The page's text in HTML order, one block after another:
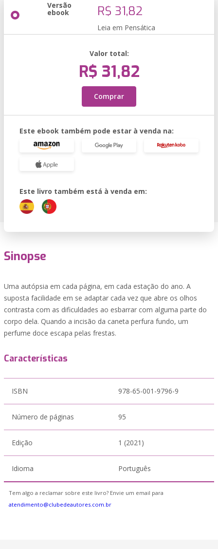
Versão
ebook R$ 31,82
Leia em Pensática
Valor total:
R$ 31,82
Comprar
Este ebook também pode estar à venda na:
Este livro também está à venda em:
Sinopse
Uma autópsia em cada página, em cada estação do ano. A
suposta facilidade em se adaptar cada vez que abre os olhos
contrasta com as dificuldades ao esbarrar com alguma parte do
corpo dela. Quando a incisão da caneta perfura fundo, um
perfume doce escapa pelas frestas.
Características
ISBN 978-65-001-9796-9
Número de páginas 95
Edição 1 (2021)
Idioma Português
Tem algo a reclamar sobre este livro? Envie um email para
atendimento@clubedeautores.com.br